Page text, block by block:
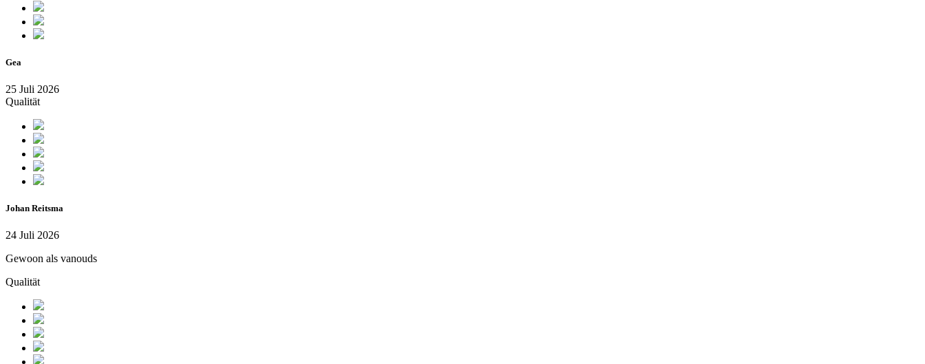
Gea
25 Juli 2026
Qualität
Johan Reitsma
24 Juli 2026
Gewoon als vanouds
Qualität